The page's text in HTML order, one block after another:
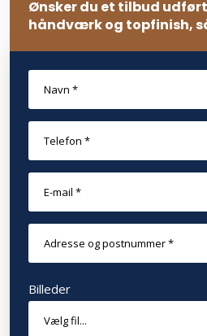
Ønsker du et tilbud
håndværk og topfinish,
Billeder